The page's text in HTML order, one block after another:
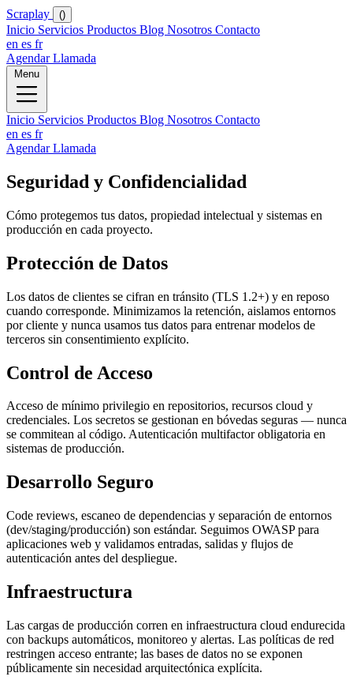
Scraplay ()
Inicio Servicios Productos Blog Nosotros Contacto
en es fr
Agendar Llamada
Menu
Inicio Servicios Productos Blog Nosotros Contacto
en es fr
Agendar Llamada
Seguridad y Confidencialidad
Cómo protegemos tus datos, propiedad intelectual y sistemas en
producción en cada proyecto.
Protección de Datos
Los datos de clientes se cifran en tránsito (TLS 1.2+) y en reposo
cuando corresponde. Minimizamos la retención, aislamos entornos
por cliente y nunca usamos tus datos para entrenar modelos de
terceros sin consentimiento explícito.
Control de Acceso
Acceso de mínimo privilegio en repositorios, recursos cloud y
credenciales. Los secretos se gestionan en bóvedas seguras — nunca
se commitean al código. Autenticación multifactor obligatoria en
sistemas de producción.
Desarrollo Seguro
Code reviews, escaneo de dependencias y separación de entornos
(dev/staging/producción) son estándar. Seguimos OWASP para
aplicaciones web y validamos entradas, salidas y flujos de
autenticación antes del despliegue.
Infraestructura
Las cargas de producción corren en infraestructura cloud endurecida
con backups automáticos, monitoreo y alertas. Las políticas de red
restringen acceso entrante; las bases de datos no se exponen
públicamente sin necesidad arquitectónica explícita.